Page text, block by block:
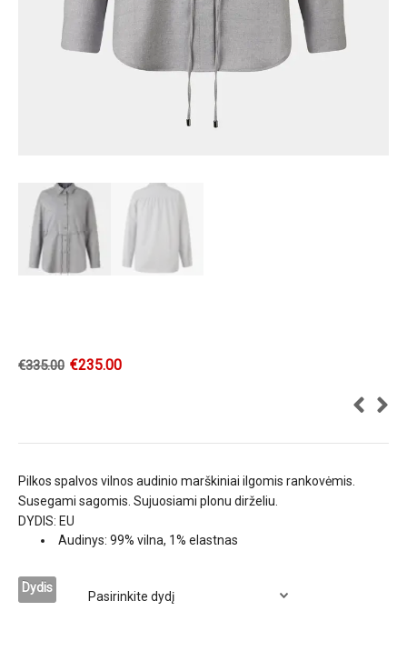
€335.00 €235.00
Pilkos spalvos vilnos audinio marškiniai ilgomis rankovėmis.
Susegami sagomis. Sujuosiami plonu dirželiu.
DYDIS: EU
Audinys: 99% vilna, 1% elastnas
Dydis